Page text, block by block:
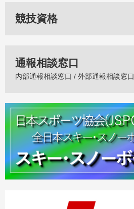
競技資格
通報相談窓口
内部通報相談窓口 / 外部通報相談窓口